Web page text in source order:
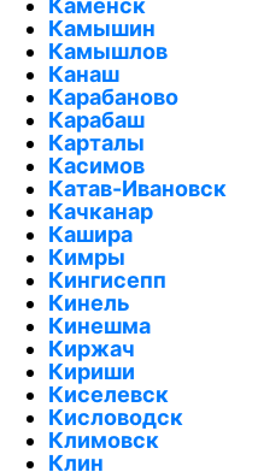
Камышин
Камышлов
Канаш
Карабаново
Карабаш
Карталы
Касимов
Катав-Ивановск
Качканар
Кашира
Кимры
Кингисепп
Кинель
Кинешма
Киржач
Кириши
Киселевск
Кисловодск
Климовск
Клин